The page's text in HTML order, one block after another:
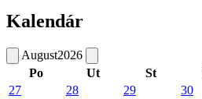
Kalendár
August2026
Po
Ut St
27
28
29
30